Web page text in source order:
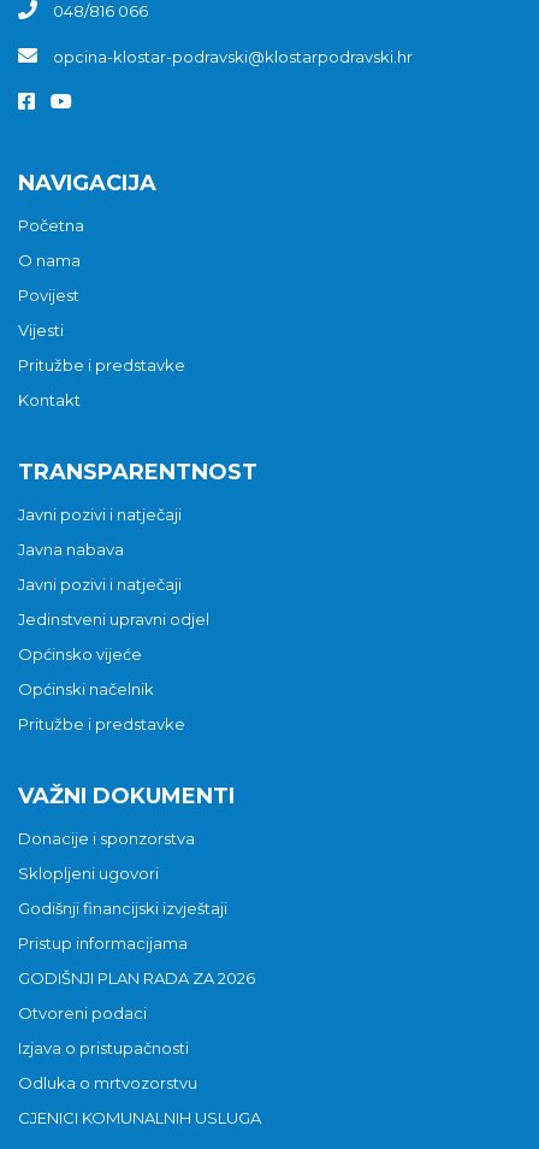
048/816 066
opcina-klostar-podravski@klostarpodravski.hr
NAVIGACIJA
Početna
O nama
Povijest
Vijesti
Pritužbe i predstavke
Kontakt
TRANSPARENTNOST
Javni pozivi i natječaji
Javna nabava
Javni pozivi i natječaji
Jedinstveni upravni odjel
Općinsko vijeće
Općinski načelnik
Pritužbe i predstavke
VAŽNI DOKUMENTI
Donacije i sponzorstva
Sklopljeni ugovori
Godišnji financijski izvještaji
Pristup informacijama
GODIŠNJI PLAN RADA ZA 2026
Otvoreni podaci
Izjava o pristupačnosti
Odluka o mrtvozorstvu
CJENICI KOMUNALNIH USLUGA